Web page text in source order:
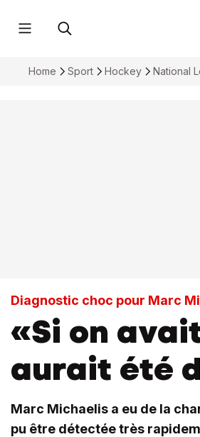
Home Sport Hockey National
Diagnostic choc pour Marc
«Si on
aurait été
Marc Michaelis a eu de la
pu être détectée très